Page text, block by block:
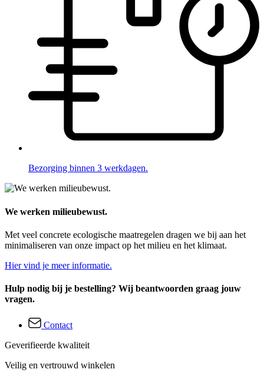
Bezorging binnen 3 werkdagen.
We werken milieubewust.
Met veel concrete ecologische maatregelen dragen we bij aan het
minimaliseren van onze impact op het milieu en het klimaat.
Hier vind je meer informatie.
Hulp nodig bij je bestelling? Wij beantwoorden graag jouw
vragen.
Contact
Geverifieerde kwaliteit
Veilig en vertrouwd winkelen